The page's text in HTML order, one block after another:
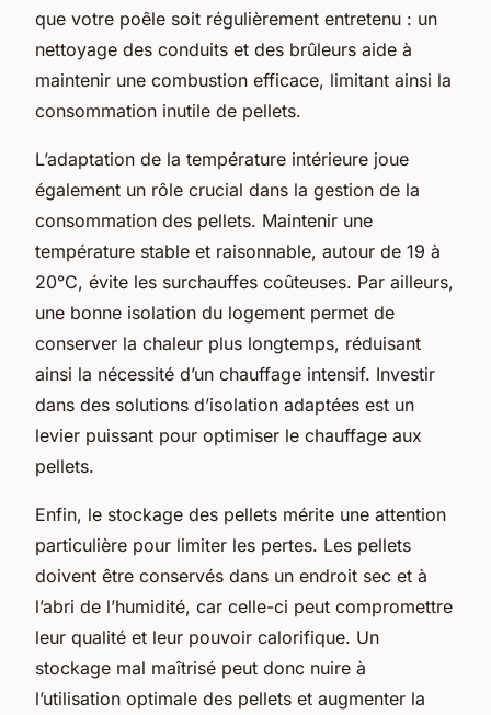
que votre poêle soit régulièrement entretenu : un
nettoyage des conduits et des brûleurs aide à
maintenir une combustion efficace, limitant ainsi la
consommation inutile de pellets.
L’adaptation de la température intérieure joue
également un rôle crucial dans la gestion de la
consommation des pellets. Maintenir une
température stable et raisonnable, autour de 19 à
20°C, évite les surchauffes coûteuses. Par ailleurs,
une bonne isolation du logement permet de
conserver la chaleur plus longtemps, réduisant
ainsi la nécessité d’un chauffage intensif. Investir
dans des solutions d’isolation adaptées est un
levier puissant pour optimiser le chauffage aux
pellets.
Enfin, le stockage des pellets mérite une attention
particulière pour limiter les pertes. Les pellets
doivent être conservés dans un endroit sec et à
l’abri de l’humidité, car celle-ci peut compromettre
leur qualité et leur pouvoir calorifique. Un
stockage mal maîtrisé peut donc nuire à
l’utilisation optimale des pellets et augmenter la